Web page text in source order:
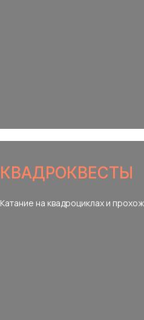
КВАДРОКВЕСТЫ
Катание на квадроциклах и